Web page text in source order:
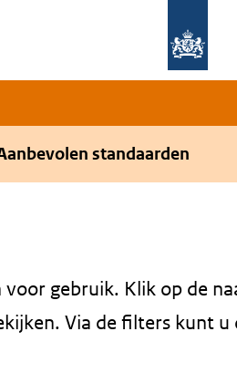
standaarden
gebruik. Klik op de
Via de filters kunt